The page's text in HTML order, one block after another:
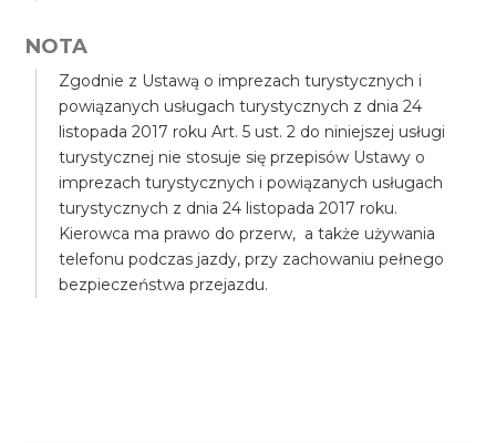
NOTA
Zgodnie z Ustawą o imprezach turystycznych i
powiązanych usługach turystycznych z dnia 24
listopada 2017 roku Art. 5 ust. 2 do niniejszej usługi
turystycznej nie stosuje się przepisów Ustawy o
imprezach turystycznych i powiązanych usługach
turystycznych z dnia 24 listopada 2017 roku.
Kierowca ma prawo do przerw, a także używania
telefonu podczas jazdy, przy zachowaniu pełnego
bezpieczeństwa przejazdu.